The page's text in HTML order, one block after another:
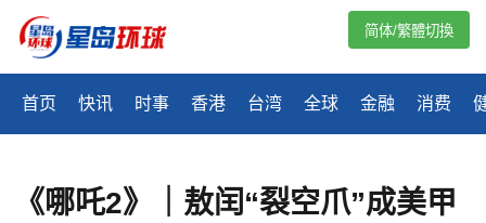
首页 快讯 时事 香港 台湾 全球 金融 消费
简体/繁體切換
《哪吒2》｜敖闰“裂空爪”成美甲